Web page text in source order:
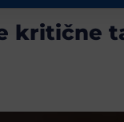
kritične